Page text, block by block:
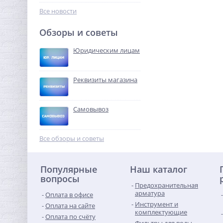
сбросником и ручным
244,48
Американка с плоской
прокладкой 1"1/4 x 1"1/4
ВН латунь UNI-FITT
3 383,00 руб.
-68%
Все новости
Обзоры и советы
Юридическим лицам
Реквизиты магазина
Самовывоз
Все обзоры и советы
Популярные
вопросы
Оплата в офисе
Оплата на сайте
Оплата по счёту
Наш каталог
Предохранительная
арматура
Инструмент и
комплектующие